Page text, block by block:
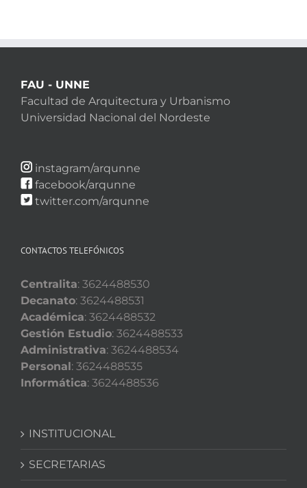
FAU - UNNE
Facultad de Arquitectura y Urbanismo
Universidad Nacional del Nordeste
instagram/arqunne
facebook/arqunne
twitter.com/arqunne
CONTACTOS TELEFÓNICOS
Centralita: 3624488530
Decanato: 3624488531
Académica: 3624488532
Gestión Estudio: 3624488533
Administrativa: 3624488534
Personal : 3624488535
Informática: 3624488536
INSTITUCIONAL
SECRETARIAS